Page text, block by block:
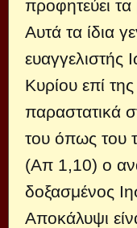
προφητεύει τα
Αυτά τα ίδια
ευαγγελιστής
Κυρίου επί
παραστατικά
του όπως του
(Απ 1,10) ο
δοξασμένος
Αποκάλυψι